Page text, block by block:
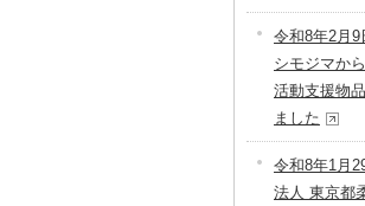
令和8年2月
シモジマか
活動支援物
ました
令和8年1月
法人 東京都